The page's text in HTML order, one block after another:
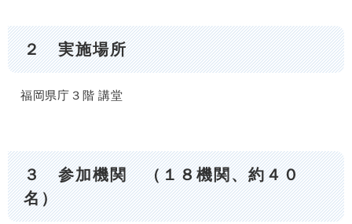
２ 実施場所
福岡県庁３階 講堂
３ 参加機関 （１８機関、約４０
名）